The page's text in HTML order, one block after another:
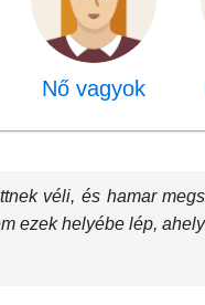
Nő vagyok
véli, és hamar
ezek helyébe lép,